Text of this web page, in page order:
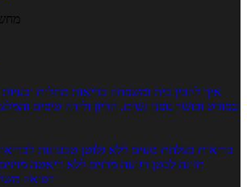
איך להכין בית ומשפחה בריאות מחלות ובעיות
ספורט וכושר גופני נשים, הריון ולידה טיפים
בריאות בצלחת טעים ללא גלוטן טבעונות
תזונה לבטן רגועה מרזים ללא דיאטה
ורפואה